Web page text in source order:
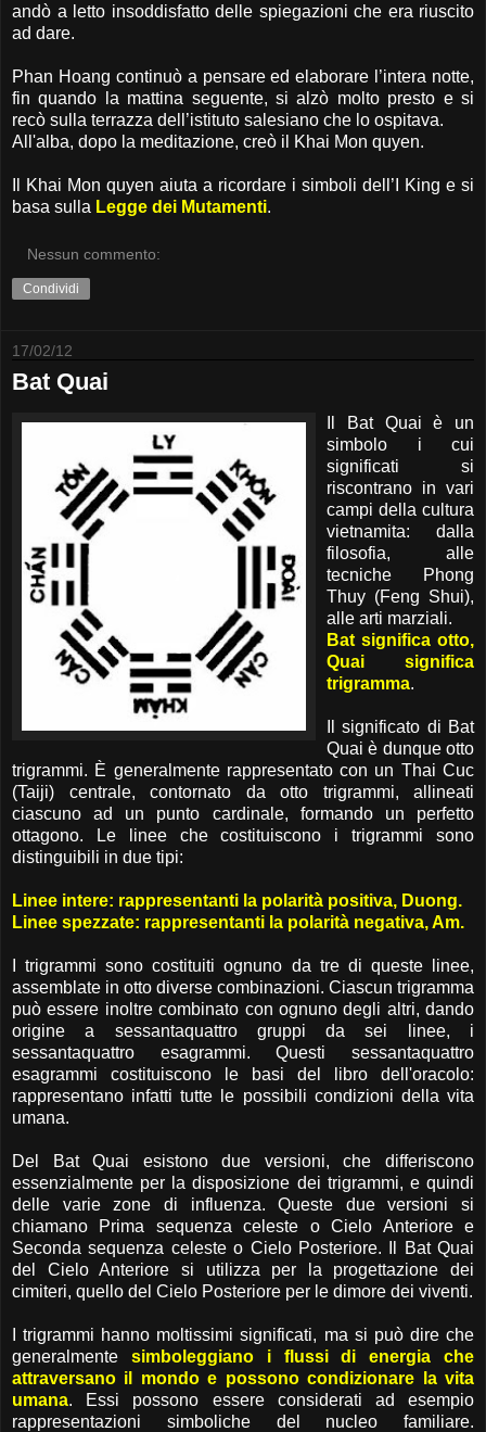
andò a letto insoddisfatto delle spiegazioni che era riuscito
ad dare.
Phan Hoang continuò a pensare ed elaborare l’intera notte,
fin quando la mattina seguente, si alzò molto presto e si
recò sulla terrazza dell’istituto salesiano che lo ospitava.
All'alba, dopo la meditazione, creò il Khai Mon quyen.
Il Khai Mon quyen aiuta a ricordare i simboli dell’I King e si
basa sulla Legge dei Mutamenti.
Nessun commento:
Condividi
17/02/12
Bat Quai
Il Bat Quai è un
simbolo i cui
significati si
riscontrano in vari
campi della cultura
vietnamita: dalla
filosofia, alle
tecniche Phong
Thuy (Feng Shui),
alle arti marziali.
Bat significa otto,
Quai significa
trigramma.
Il significato di Bat
Quai è dunque otto
trigrammi. È generalmente rappresentato con un Thai Cuc
(Taiji) centrale, contornato da otto trigrammi, allineati
ciascuno ad un punto cardinale, formando un perfetto
ottagono. Le linee che costituiscono i trigrammi sono
distinguibili in due tipi:
Linee intere: rappresentanti la polarità positiva, Duong.
Linee spezzate: rappresentanti la polarità negativa, Am.
I trigrammi sono costituiti ognuno da tre di queste linee,
assemblate in otto diverse combinazioni. Ciascun trigramma
può essere inoltre combinato con ognuno degli altri, dando
origine a sessantaquattro gruppi da sei linee, i
sessantaquattro esagrammi. Questi sessantaquattro
esagrammi costituiscono le basi del libro dell'oracolo:
rappresentano infatti tutte le possibili condizioni della vita
umana.
Del Bat Quai esistono due versioni, che differiscono
essenzialmente per la disposizione dei trigrammi, e quindi
delle varie zone di influenza. Queste due versioni si
chiamano Prima sequenza celeste o Cielo Anteriore e
Seconda sequenza celeste o Cielo Posteriore. Il Bat Quai
del Cielo Anteriore si utilizza per la progettazione dei
cimiteri, quello del Cielo Posteriore per le dimore dei viventi.
I trigrammi hanno moltissimi significati, ma si può dire che
generalmente simboleggiano i flussi di energia che
attraversano il mondo e possono condizionare la vita
umana. Essi possono essere considerati ad esempio
rappresentazioni simboliche del nucleo familiare.